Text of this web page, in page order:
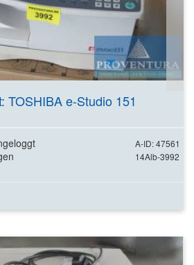
TOSHIBA e-Studio 151
A-ID: 47561
14Alb-3992